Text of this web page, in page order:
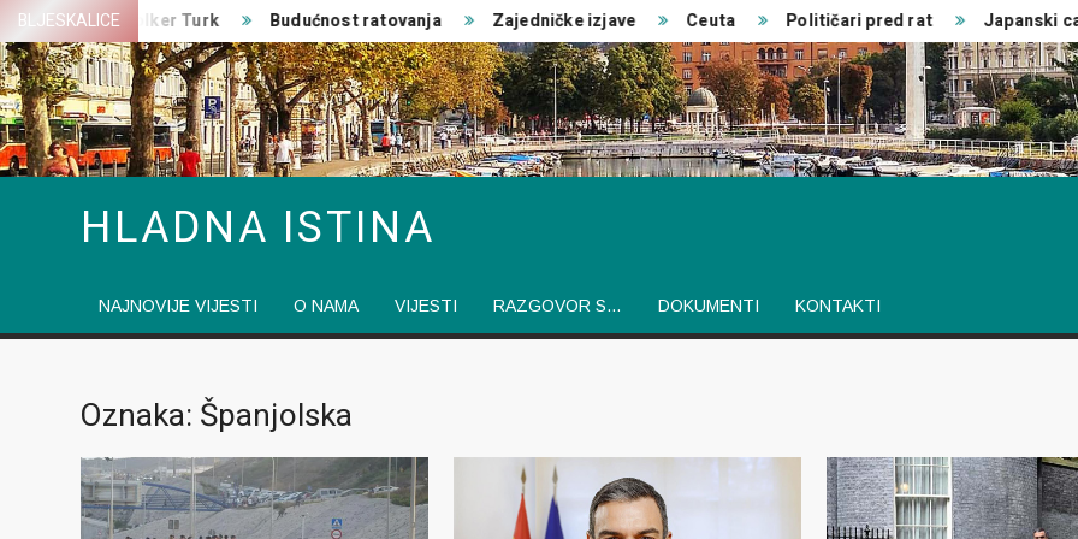
Skip
to
content
BLJESKALICE
EU Volker Turk Budućnost ratovanja Zajedničke izjave Ceuta Političari pred rat Japanski car
HLADNA ISTINA
NAJNOVIJE VIJESTI O NAMA VIJESTI RAZGOVOR S… DOKUMENTI KONTAKTI
Oznaka: Španjolska